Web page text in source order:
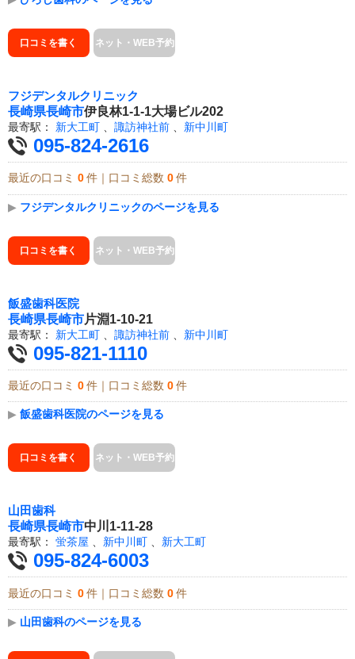
口コミを書く ネット・WEB予約
フジデンタルクリニック
長崎県長崎市伊良林1-1-1大場ビル202
最寄駅： 新大工町 諏訪神社前 新中川町
095-824-2616
最近の口コミ 0 件｜口コミ総数 0 件
▶ フジデンタルクリニックのページを見る
口コミを書く ネット・WEB予約
飯盛歯科医院
長崎県長崎市片淵1-10-21
最寄駅： 新大工町 諏訪神社前 新中川町
095-821-1110
最近の口コミ 0 件｜口コミ総数 0 件
▶ 飯盛歯科医院のページを見る
口コミを書く ネット・WEB予約
山田歯科
長崎県長崎市中川1-11-28
最寄駅： 蛍茶屋 、 新中川町 、 新大工町
095-824-6003
最近の口コミ 0 件｜口コミ総数 0 件
▶ 山田歯科のページを見る